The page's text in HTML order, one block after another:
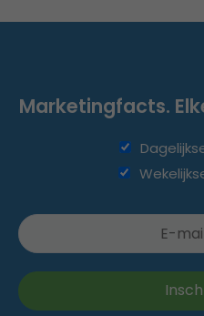
Marketingfacts.